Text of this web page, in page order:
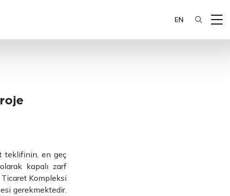
EN
teklifinin, en geç
kapalı zarf
Kompleksi
gerekmektedir.